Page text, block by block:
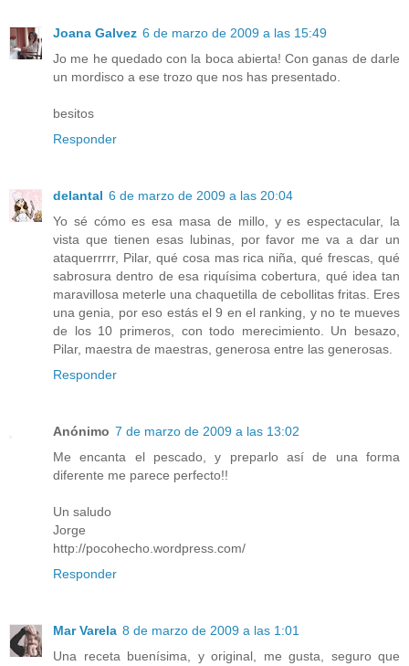
Joana Galvez 6 de marzo de 2009 a las 15:49
Jo me he quedado con la boca abierta! Con ganas de darle
un mordisco a ese trozo que nos has presentado.
besitos
Responder
delantal 6 de marzo de 2009 a las 20:04
Yo sé cómo es esa masa de millo, y es espectacular, la
vista que tienen esas lubinas, por favor me va a dar un
ataquerrrrr, Pilar, qué cosa mas rica niña, qué frescas, qué
sabrosura dentro de esa riquísima cobertura, qué idea tan
maravillosa meterle una chaquetilla de cebollitas fritas. Eres
una genia, por eso estás el 9 en el ranking, y no te mueves
de los 10 primeros, con todo merecimiento. Un besazo,
Pilar, maestra de maestras, generosa entre las generosas.
Responder
Anónimo 7 de marzo de 2009 a las 13:02
Me encanta el pescado, y preparlo así de una forma
diferente me parece perfecto!!
Un saludo
Jorge
http://pocohecho.wordpress.com/
Responder
Mar Varela 8 de marzo de 2009 a las 1:01
Una receta buenísima, y original, me gusta, seguro que